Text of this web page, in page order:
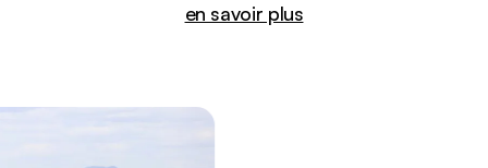
en savoir plus